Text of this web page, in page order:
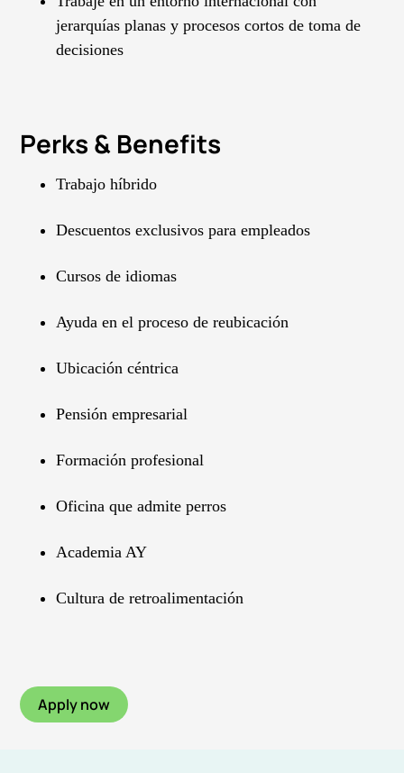
jerarquías planas y procesos cortos de toma de
decisiones
Perks & Benefits
Trabajo híbrido
Descuentos exclusivos para empleados
Cursos de idiomas
Ayuda en el proceso de reubicación
Ubicación céntrica
Pensión empresarial
Formación profesional
Oficina que admite perros
Academia AY
Cultura de retroalimentación
Apply now